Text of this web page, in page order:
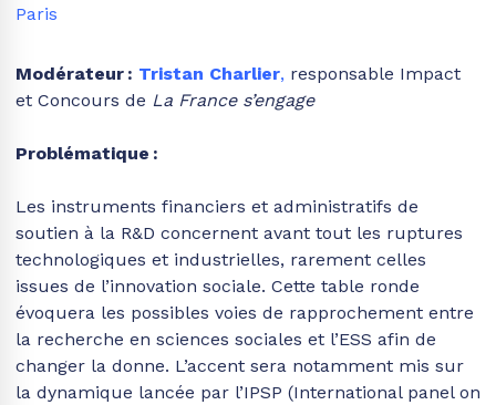
Paris
Modérateur : Tristan Charlier, responsable Impact
et Concours de La France s’engage
Problématique :
Les instruments financiers et administratifs de
soutien à la R&D concernent avant tout les ruptures
technologiques et industrielles, rarement celles
issues de l’innovation sociale. Cette table ronde
évoquera les possibles voies de rapprochement entre
la recherche en sciences sociales et l’ESS afin de
changer la donne. L’accent sera notamment mis sur
la dynamique lancée par l’IPSP (International panel on